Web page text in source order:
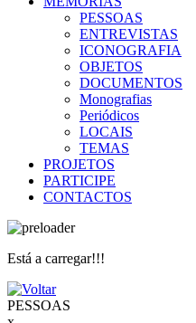
PESSOAS
ENTREVISTAS
ICONOGRAFIA
OBJETOS
DOCUMENTOS
Monografias
Periódicos
LOCAIS
TEMAS
PROJETOS
PARTICIPE
CONTACTOS
Está a carregar!!!
PESSOAS